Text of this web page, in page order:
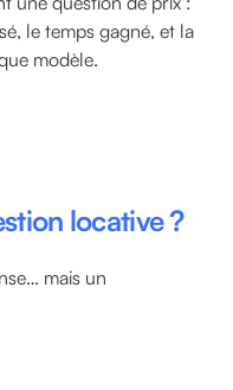
le temps gagné, et la
modèle.
locative ?
mais un